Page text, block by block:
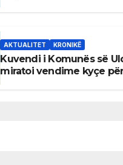
AKTUALITET KRONIKË
Kuvendi i Komunës së
miratoi vendime kyçe